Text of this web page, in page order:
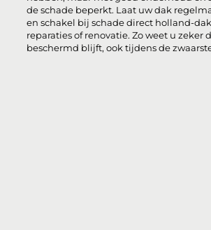
de schade beperkt. Laat uw dak
en schakel bij schade direct holland-
reparaties of renovatie. Zo weet u zeker
beschermd blijft, ook tijdens de